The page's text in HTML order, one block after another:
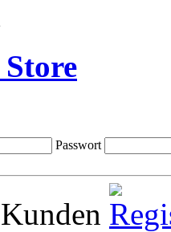
Passwort